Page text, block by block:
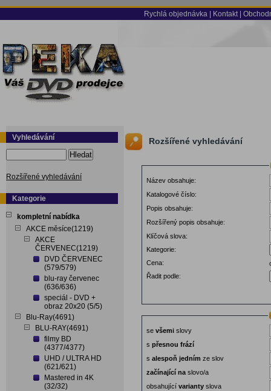
Rychlá objednávka Kontakt
Vyhledávání
Hledat
Rozšířené vyhledávání
Kategorie
kompletní nabídka
AKCE měsíce(1219)
AKCE
ČERVENEC(1219)
DVD ČERVENEC
(579/579)
blu-ray červenec
(636/636)
speciál - DVD +
obraz 20x20 (5/5)
Blu-Ray(4691)
BLU-RAY(4691)
filmy BD
(4377/4377)
UHD / ULTRA HD
(621/621)
Mastered in 4K
(32/32)
Rozšířené vyhledávání
Název obsahuje:
Katalogové číslo:
Popis obsahuje:
Rozšířený popis obsahuje:
Klíčová slova:
Kategorie:
Cena:
Řadit podle:
se všemi slovy
s přesnou frází
s alespoň jedním ze slov
začínající na slovo/a
obsahující varianty slova